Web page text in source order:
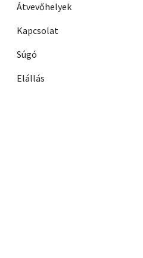
Átvevőhelyek
Kapcsolat
Súgó
Elállás